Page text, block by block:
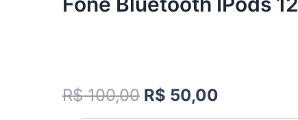
R$100,00 R$ 50,00